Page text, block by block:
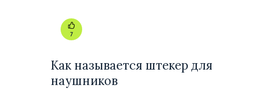
7
Как называется штекер для
наушников